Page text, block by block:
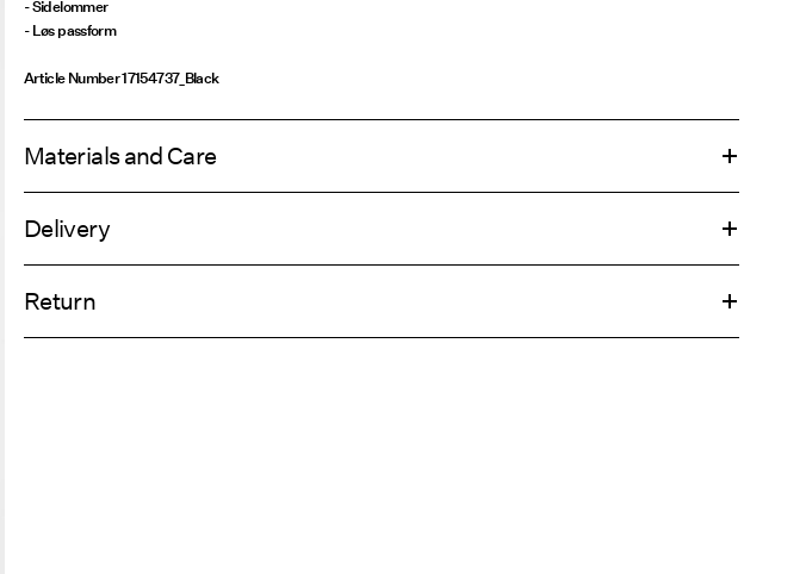
- Sidelommer
- Løs passform
Article Number17154737_Black
Materials and Care
Delivery
Return